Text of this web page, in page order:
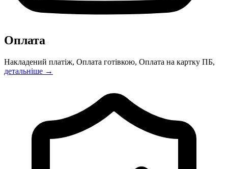
Оплата
Накладений платіж, Оплата готівкою, Оплата на картку ПБ,
детальніше →